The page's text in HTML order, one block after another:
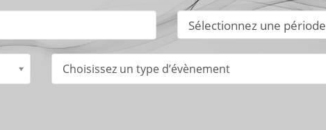
Sélectionnez une période
Choisissez un type d’évènement